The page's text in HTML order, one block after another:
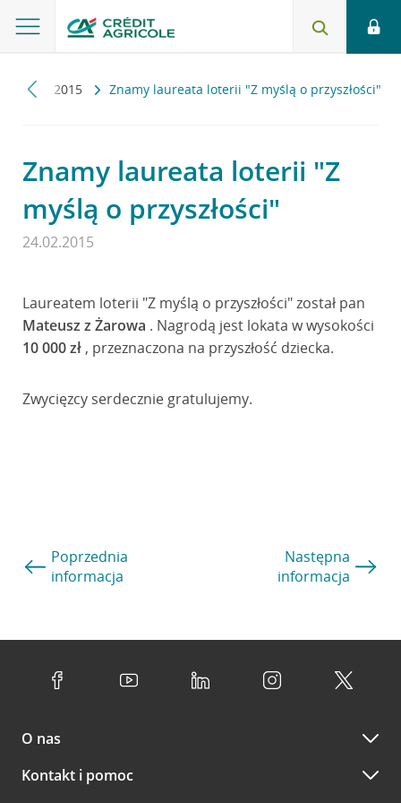
2015 Znamy laureata loterii "Z myślą o przyszłości"
Znamy laureata loterii "Z
myślą o przyszłości"
24.02.2015
Laureatem loterii "Z myślą o przyszłości" został pan
Mateusz z Żarowa . Nagrodą jest lokata w wysokości
10 000 zł , przeznaczona na przyszłość dziecka.
Zwycięzcy serdecznie gratulujemy.
Poprzednia
informacja
Następna
informacja
O nas
Kontakt i pomoc